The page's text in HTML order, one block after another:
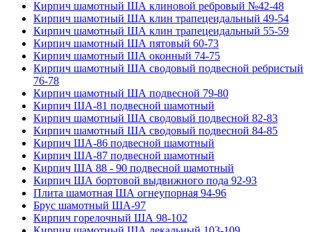
Кирпич шамотный ША клиновой ребровый №42-48
Кирпич шамотный ША клин трапецеидальный 49-54
Кирпич шамотный ША клин трапецеидальный 55-59
Кирпич шамотный ША пятовый 60-73
Кирпич шамотный ША оконный 74-75
Кирпич шамотный ША сводовый подвесной ребристый
76-78
Кирпич шамотный ША подвесной 79-80
Кирпич ША-81 подвесной шамотный
Кирпич шамотный ША сводовый подвесной 82-83
Кирпич шамотный ША сводовый подвесной 84-85
Кирпич ША-86 подвесной шамотный
Кирпич ША-87 подвесной шамотный
Кирпич ША 88 - 90 подвесной шамотный
Кирпич ША бортовой выдвижного пода 92-93
Плита шамотная ША огнеупорная 94-96
Брус шамотный ША-97
Кирпич горелочный ША 98-102